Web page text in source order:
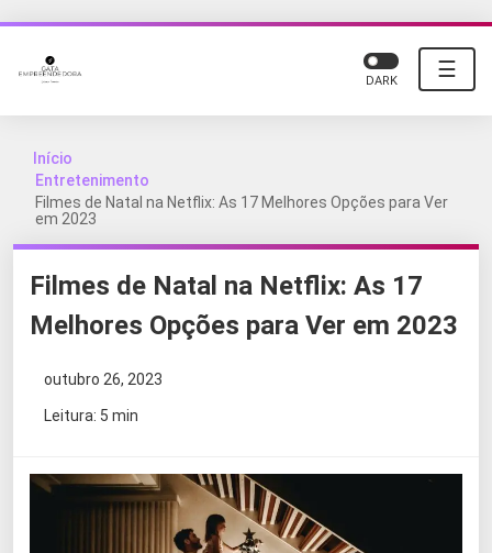
☰
DARK
Início
Entretenimento
Filmes de Natal na Netflix: As 17 Melhores Opções para Ver
em 2023
Filmes de Natal na Netflix: As 17
Melhores Opções para Ver em 2023
outubro 26, 2023
Leitura: 5 min